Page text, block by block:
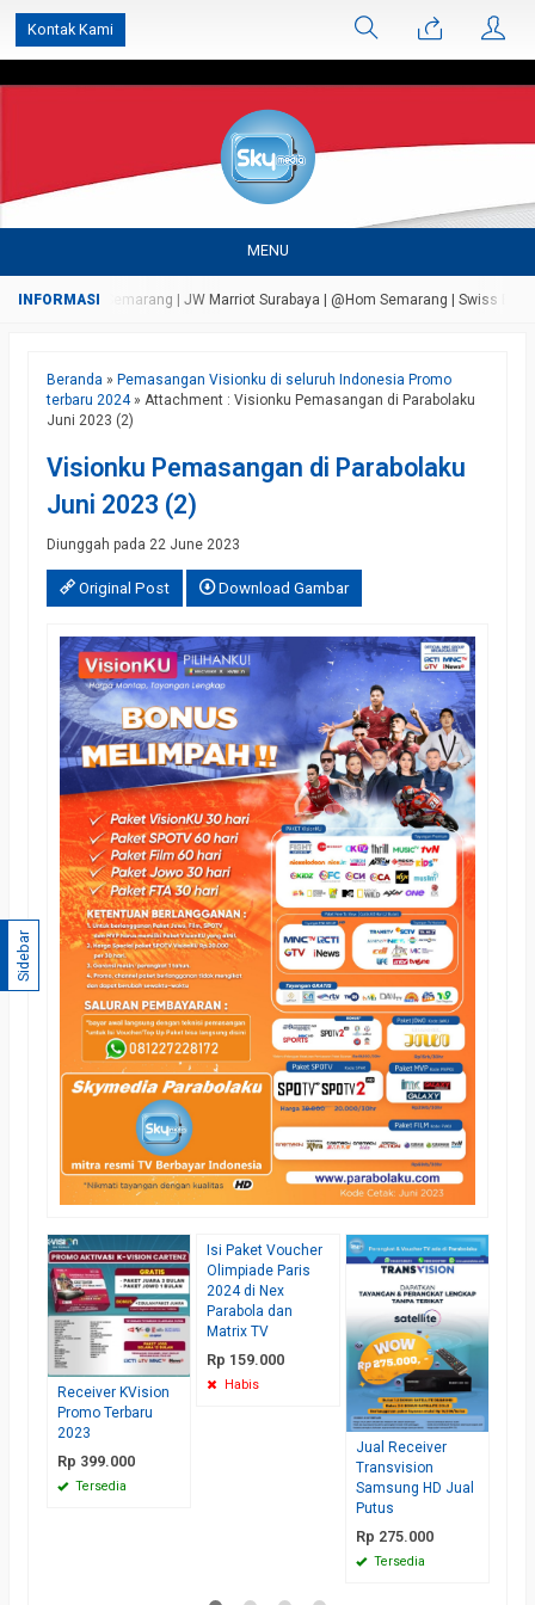
Kontak Kami
MENU
Bandungan Semarang | JW Marriot Surabaya | @Hom Semarang | Swiss
Beranda » Pemasangan Visionku di seluruh Indonesia Promo
terbaru 2024» Attachment : Visionku Pemasangan di Parabolaku
Juni 2023 (2)
Visionku Pemasangan di Parabolaku
Juni 2023 (2)
Diunggah pada 22 June 2023
Original Post Download Gambar
Receiver KVision
Promo Terbaru
2023
Rp 399.000
Tersedia
Isi Paket Voucher
Olimpiade Paris
2024 di Nex
Parabola dan
Matrix TV
Rp 159.000
Habis
Jual Receiver
Transvision
Samsung HD Jual
Putus
Rp 275.000
Tersedia
Sidebar